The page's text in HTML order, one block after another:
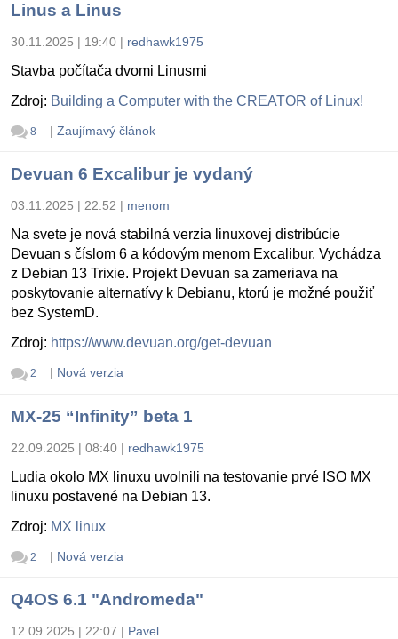
Linus a Linus
30.11.2025 | 19:40 | redhawk1975
Stavba počítača dvomi Linusmi
Zdroj: Building a Computer with the CREATOR of Linux!
8 | Zaujímavý článok
Devuan 6 Excalibur je vydaný
03.11.2025 | 22:52 | menom
Na svete je nová stabilná verzia linuxovej distribúcie
Devuan s číslom 6 a kódovým menom Excalibur. Vychádza
z Debian 13 Trixie. Projekt Devuan sa zameriava na
poskytovanie alternatívy k Debianu, ktorú je možné použiť
bez SystemD.
Zdroj: https://www.devuan.org/get-devuan
2 | Nová verzia
MX-25 “Infinity” beta 1
22.09.2025 | 08:40 | redhawk1975
Ludia okolo MX linuxu uvolnili na testovanie prvé ISO MX
linuxu postavené na Debian 13.
Zdroj: MX linux
2 | Nová verzia
Q4OS 6.1 "Andromeda"
12.09.2025 | 22:07 | Pavel